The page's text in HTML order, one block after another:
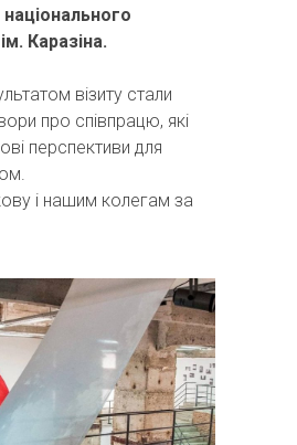
Каразіна.
візиту стали
про співпрацю, які
перспективи для
і нашим колегам за